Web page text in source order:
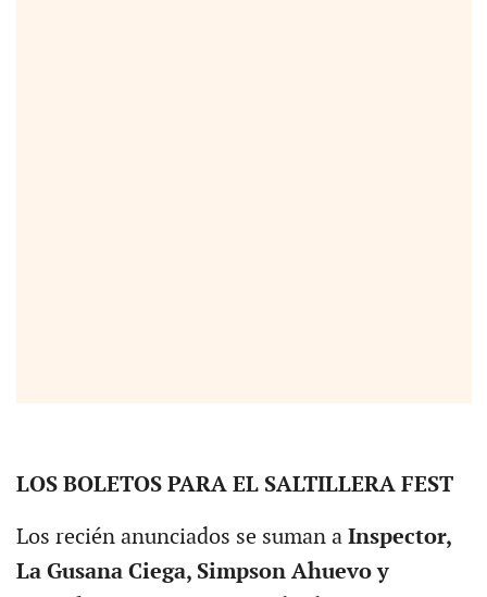
LOS BOLETOS PARA EL SALTILLERA FEST
Los recién anunciados se suman a Inspector,
La Gusana Ciega, Simpson Ahuevo y